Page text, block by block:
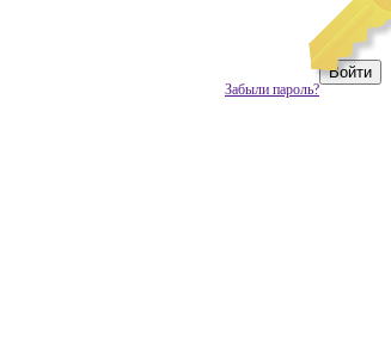
Забыли пароль?